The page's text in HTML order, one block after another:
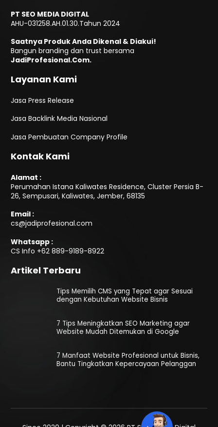
PT SEO MEDIA DIGITAL
AHU-031258.AH.01.30.Tahun 2024
Saatnya Produk Anda Dikenal & Diakui!
Bangun branding dan trust bersama
JadiProfesional.Com.
Layanan Kami
Jasa Press Release
Jasa Backlink Media Nasional
Jasa Pembuatan Company Profile
Kontak Kami
Alamat :
Perumahan Istana Kaliwates Residence, Cluster Persia B-
26, Sempusari, Kaliwates, Jember, 68135
Email :
cs@jadiprofesional.com
Whatsapp :
CS Info +62 889-9189-8922
Artikel Terbaru
Tips Memilih CMS yang Tepat agar Sesuai
dengan Kebutuhan Website Bisnis
7 Tips Meningkatkan SEO Marketing agar
Website Mudah Ditemukan di Google
7 Manfaat Website Profesional untuk Bisnis,
Bantu Tingkatkan Kepercayaan Pelanggan